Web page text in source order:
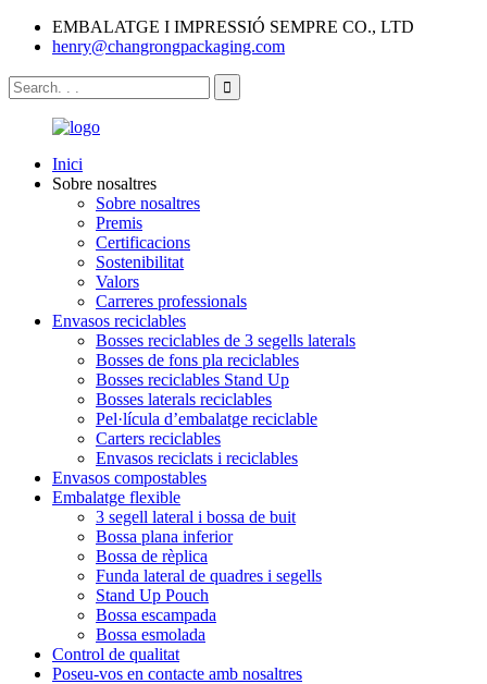
EMBALATGE I IMPRESSIÓ SEMPRE CO., LTD
henry@changrongpackaging.com
Inici
Sobre nosaltres
Sobre nosaltres
Premis
Certificacions
Sostenibilitat
Valors
Carreres professionals
Envasos reciclables
Bosses reciclables de 3 segells laterals
Bosses de fons pla reciclables
Bosses reciclables Stand Up
Bosses laterals reciclables
Pel·lícula d’embalatge reciclable
Carters reciclables
Envasos reciclats i reciclables
Envasos compostables
Embalatge flexible
3 segell lateral i bossa de buit
Bossa plana inferior
Bossa de rèplica
Funda lateral de quadres i segells
Stand Up Pouch
Bossa escampada
Bossa esmolada
Control de qualitat
Poseu-vos en contacte amb nosaltres